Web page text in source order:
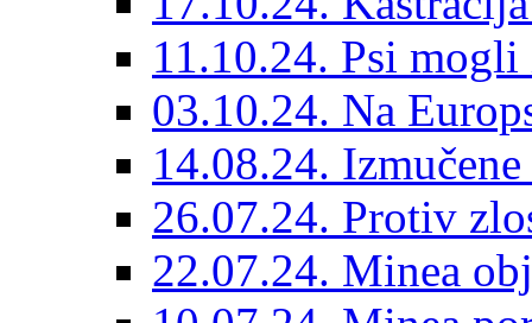
11.10.24. Psi
03.10.24. Na
14.08.24.
26.07.24. Protiv
22.07.24. Minea